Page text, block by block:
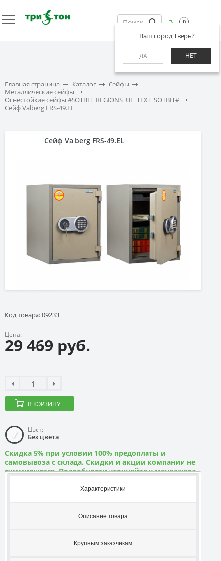
Ваш город Тверь?
ДА НЕТ
0
Главная страница Каталог
Сейфы
Металлические сейфы
Огнестойкие сейфы #SOTBIT_REGIONS_UF_TEXT_SOTBIT#
Сейф Valberg FRS-49.EL
Сейф Valberg FRS-49.EL
Код товара: 09233
Цена:
29 469 руб.
В КОРЗИНУ
Цвет:
Без цвета
Скидка 5% при условии 100% предоплаты и
самовывоза с склада. Скидки и акции компании не
суммируются. Подробности уточняйте у менеджера
Характеристики
Описание товара
Крупным заказчикам